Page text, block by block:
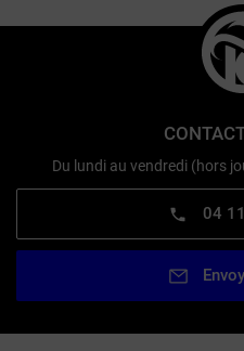
Du lundi au vendredi (hors
04